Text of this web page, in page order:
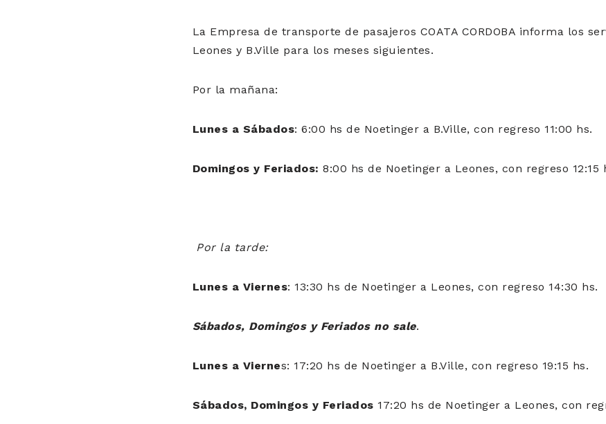
La Empresa de transporte de pasajeros COATA CORDOBA informa los
Leones y B.Ville para los meses siguientes.
Por la mañana:
Lunes a Sábados: 6:00 hs de Noetinger a B.Ville, con regreso 11:00 hs.
Domingos y Feriados: 8:00 hs de Noetinger a Leones, con regreso 12:15
Por la tarde:
Lunes a Viernes: 13:30 hs de Noetinger a Leones, con regreso 14:30 hs.
Sábados, Domingos y Feriados no sale.
Lunes a Viernes: 17:20 hs de Noetinger a B.Ville, con regreso 19:15 hs.
Sábados, Domingos y Feriados 17:20 hs de Noetinger a Leones, con